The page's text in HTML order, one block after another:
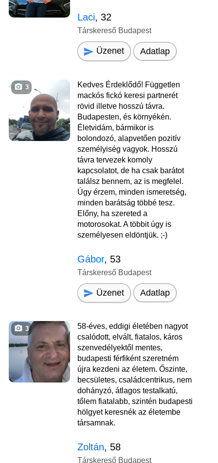
Laci, 32
Társkereső Budapest
Üzenet Adatlap
3
Kedves Érdeklődő! Független
mackós fickó keresi partnerét
rövid illetve hosszú távra.
Budapesten, és környékén.
Életvidám, bármikor is
bolondozó, alapvetően pozitív
személyiség vagyok. Hosszú
távra tervezek komoly
kapcsolatot, de ha csak barátot
találsz bennem, az is megfelel.
Úgy érzem, minden ismeretség,
minden barátság többé tesz.
Előny, ha szereted a
motorosokat. A többit úgy is
személyesen eldöntjük. ;-)
Gábor, 53
Társkereső Budapest
Üzenet Adatlap
3
58-éves, eddigi életében nagyot
csalódott, elvált, fiatalos, káros
szenvedélyektől mentes,
budapesti férfiként szeretném
újra kezdeni az életem. Őszinte,
becsületes, családcentrikus, nem
dohányzó, átlagos testalkatú,
tőlem fiatalabb, szintén budapesti
hölgyet keresnék az életembe
társamnak.
Zoltán, 58
Társkereső Budapest